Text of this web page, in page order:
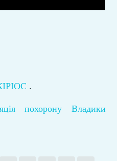
.
похорону Владики